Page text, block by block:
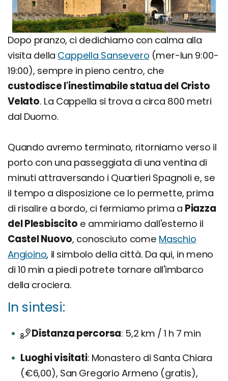
Dopo pranzo, ci dedichiamo con calma alla
visita della Cappella Sansevero (mer-lun 9:00-
19:00), sempre in pieno centro, che
custodisce l'inestimabile statua del Cristo
Velato. La Cappella si trova a circa 800 metri
dal Duomo.
Quando avremo terminato, ritorniamo verso il
porto con una passeggiata di una ventina di
minuti attraversando i Quartieri Spagnoli e, se
il tempo a disposizione ce lo permette, prima
di risalire a bordo, ci fermiamo prima a Piazza
del Plesbiscito e ammiriamo dall'esterno il
Castel Nuovo, conosciuto come Maschio
Angioino, il simbolo della città. Da qui, in meno
di 10 min a piedi potrete tornare all'imbarco
della crociera.
In sintesi:
Distanza percorsa 5,2 km / 1 h 7 min
Luoghi visitati Monastero di Santa Chiara
(€6,00), San Gregorio Armeno (gratis),